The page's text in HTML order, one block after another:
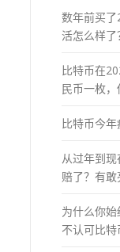
数年前买
活怎么样了
比特币在
民币一枚，
比特币今年
从过年到
赔了？有敢
为什么你
不认可比特